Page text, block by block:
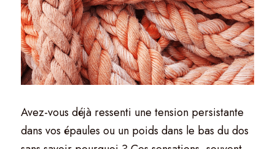
Avez-vous déjà ressenti une tension persistante
dans vos épaules ou un poids dans le bas du dos